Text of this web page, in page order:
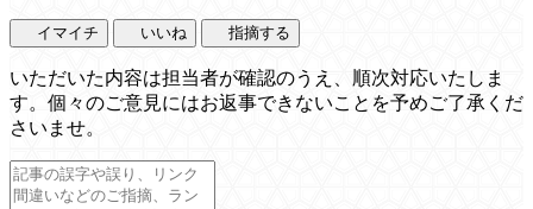
イマイチ いいね 指摘する
いただいた内容は担当者が確認のうえ、順次対応いたしま
す。個々のご意見にはお返事できないことを予めご了承くだ
さいませ。